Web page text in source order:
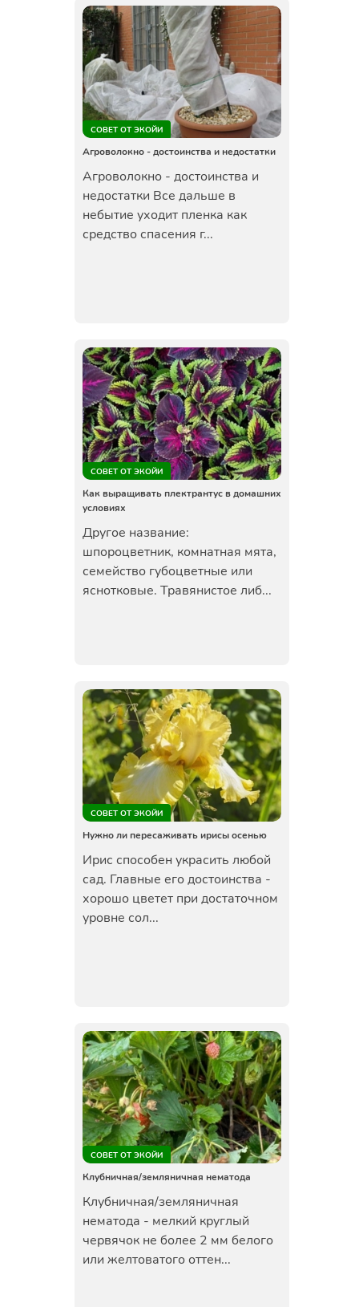
СОВЕТ ОТ ЭКОЙИ
Агроволокно - достоинства и недостатки
Агроволокно - достоинства и
недостатки Все дальше в
небытие уходит пленка как
средство спасения г...
СОВЕТ ОТ ЭКОЙИ
Как выращивать плектрантус в домашних
условиях
Другое название:
шпороцветник, комнатная мята,
семейство губоцветные или
яснотковые. Травянистое либ...
СОВЕТ ОТ ЭКОЙИ
Нужно ли пересаживать ирисы осенью
Ирис способен украсить любой
сад. Главные его достоинства -
хорошо цветет при достаточном
уровне сол...
СОВЕТ ОТ ЭКОЙИ
Клубничная/земляничная нематода
Клубничная/земляничная
нематода - мелкий круглый
червячок не более 2 мм белого
или желтоватого оттен...